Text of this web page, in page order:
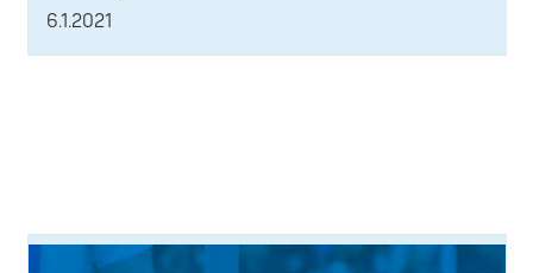
6.1.2021